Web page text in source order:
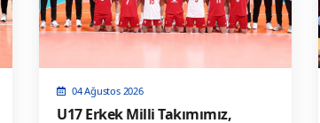
04 Ağustos 2026
U17 Erkek Milli Takımımız,